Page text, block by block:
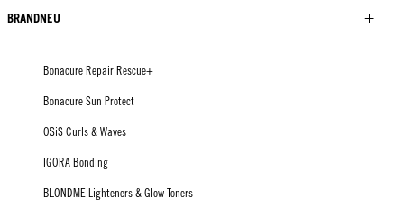
BRANDNEU
Bonacure Repair Rescue+
Bonacure Sun Protect
OSiS Curls & Waves
IGORA Bonding
BLONDME Lighteners & Glow Toners